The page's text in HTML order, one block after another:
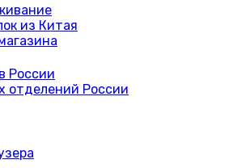
из Китая
России
отделений России